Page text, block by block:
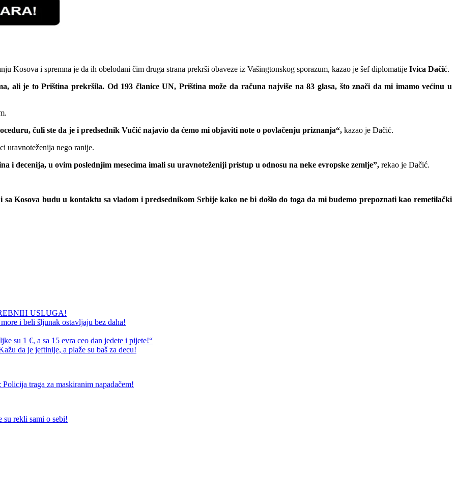
Kosova i spremna je da ih obelodani čim druga strana prekrši obaveze iz Vašingtonskog sporazum, kazao je šef diplomatije Ivica Dačić.
ali je to Priština prekršila. Od 193 članice UN, Priština može da računa najviše na 83 glasa, što znači da mi imamo većinu u
čuli ste da je i predsednik Vučić najavio da ćemo mi objaviti note o povlačenju priznanja“, kazao je Dačić.
uravnoteženija nego ranije.
i decenija, u ovim poslednjim mesecima imali su uravnoteženiji pristup u odnosu na neke evropske zemlje”, rekao je Dačić.
sa Kosova budu u kontaktu sa vladom i predsednikom Srbije kako ne bi došlo do toga da mi budemo prepoznati kao remetilački
USLUGA!
i beli šljunak ostavljaju bez daha!
su 1 €, a sa 15 evra ceo dan jedete i pijete!“
da je jeftinije, a plaže su baš za decu!
traga za maskiranim napadačem!
su rekli sami o sebi!